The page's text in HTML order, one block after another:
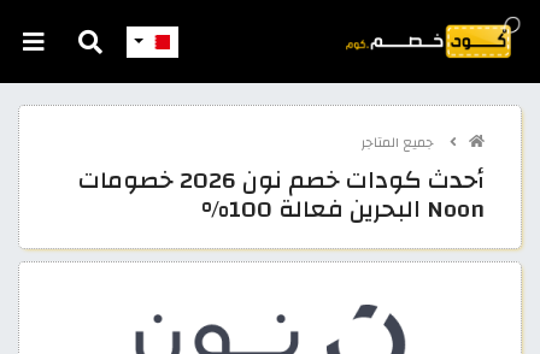
جميع المتاجر
أحدث كودات خصم نون 2026 خصومات
Noon البحرين فعالة 100%